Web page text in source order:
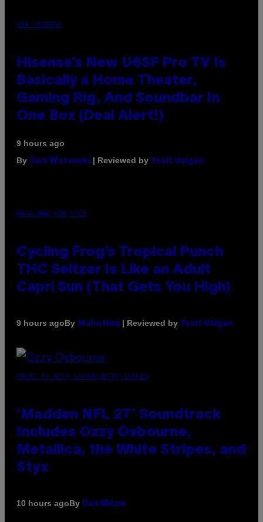
VIA HISENSE
Hisense’s New U6SF Pro TV Is
Basically a Home Theater,
Gaming Rig, And Soundbar In
One Box (Deal Alert!)
9 hours ago
By Sam Watanuki | Reviewed by Ysolt Usigan
MAHA HAQ FOR VICE
Cycling Frog’s Tropical Punch
THC Seltzer Is Like an Adult
Capri Sun (That Gets You High)
9 hours agoBy Maha Haq | Reviewed by Ysolt Usigan
PHOTO BY NICK LAHAM/GETTY IMAGES
‘Madden NFL 27’ Soundtrack
Includes Ozzy Osbourne,
Metallica, the White Stripes, and
Styx
10 hours agoBy Dan Milam